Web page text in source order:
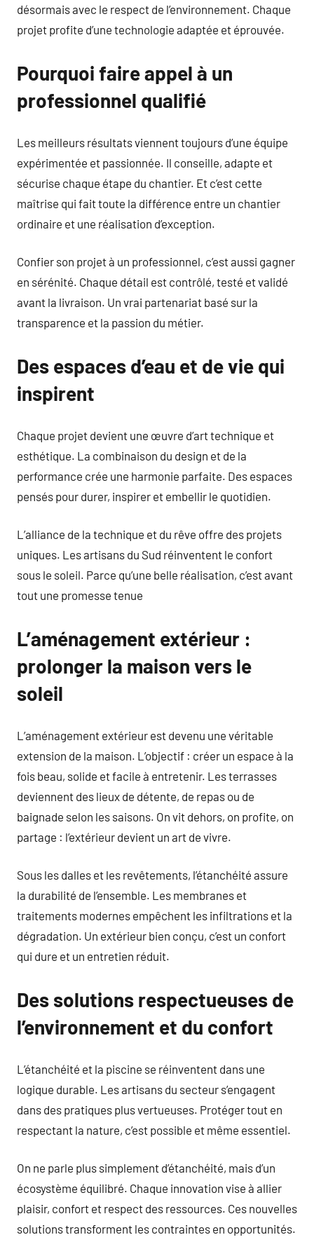
désormais avec le respect de l’environnement. Chaque
projet profite d’une technologie adaptée et éprouvée.
Pourquoi faire appel à un
professionnel qualifié
Les meilleurs résultats viennent toujours d’une équipe
expérimentée et passionnée. Il conseille, adapte et
sécurise chaque étape du chantier. Et c’est cette
maîtrise qui fait toute la différence entre un chantier
ordinaire et une réalisation d’exception.
Confier son projet à un professionnel, c’est aussi gagner
en sérénité. Chaque détail est contrôlé, testé et validé
avant la livraison. Un vrai partenariat basé sur la
transparence et la passion du métier.
Des espaces d’eau et de vie qui
inspirent
Chaque projet devient une œuvre d’art technique et
esthétique. La combinaison du design et de la
performance crée une harmonie parfaite. Des espaces
pensés pour durer, inspirer et embellir le quotidien.
L’alliance de la technique et du rêve offre des projets
uniques. Les artisans du Sud réinventent le confort
sous le soleil. Parce qu’une belle réalisation, c’est avant
tout une promesse tenue
L’aménagement extérieur :
prolonger la maison vers le
soleil
L’aménagement extérieur est devenu une véritable
extension de la maison. L’objectif : créer un espace à la
fois beau, solide et facile à entretenir. Les terrasses
deviennent des lieux de détente, de repas ou de
baignade selon les saisons. On vit dehors, on profite, on
partage : l’extérieur devient un art de vivre.
Sous les dalles et les revêtements, l’étanchéité assure
la durabilité de l’ensemble. Les membranes et
traitements modernes empêchent les infiltrations et la
dégradation. Un extérieur bien conçu, c’est un confort
qui dure et un entretien réduit.
Des solutions respectueuses de
l’environnement et du confort
L’étanchéité et la piscine se réinventent dans une
logique durable. Les artisans du secteur s’engagent
dans des pratiques plus vertueuses. Protéger tout en
respectant la nature, c’est possible et même essentiel.
On ne parle plus simplement d’étanchéité, mais d’un
écosystème équilibré. Chaque innovation vise à allier
plaisir, confort et respect des ressources. Ces nouvelles
solutions transforment les contraintes en opportunités.